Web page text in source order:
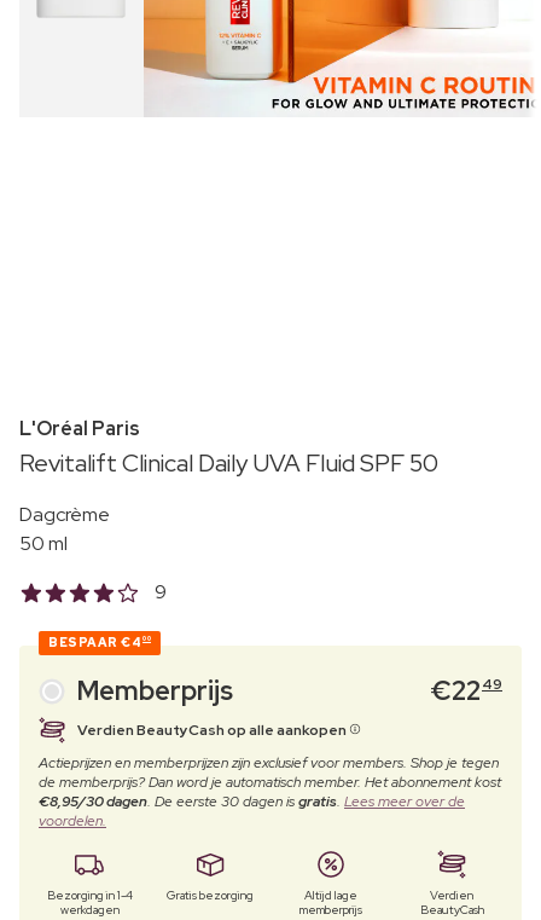
L'Oréal Paris
Revitalift Clinical Daily UVA Fluid SPF 50
Dagcrème
50 ml
9
BESPAAR €4 00
Memberprijs €22 49
Verdien BeautyCash op alle aankopen
Actieprijzen en memberprijzen zijn exclusief voor members. Shop je tegen
de memberprijs? Dan word je automatisch member. Het abonnement kost
€8,95/30 dagen. De eerste 30 dagen isgratis. Lees meer over de
voordelen.
Bezorging in 1-4
werkdagen
Gratis bezorging
Altijd lage
memberprijs
Verdien
BeautyCash